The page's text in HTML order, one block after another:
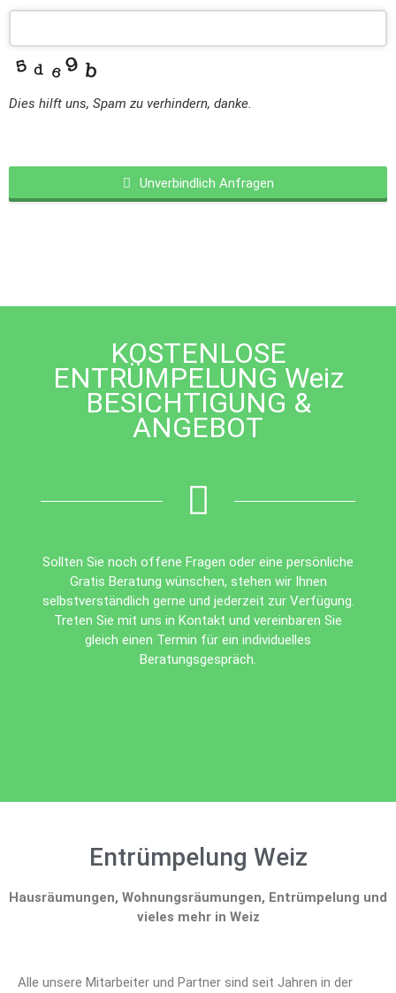
Dies hilft uns, Spam zu verhindern, danke.
Unverbindlich Anfragen
left
KOSTENLOSE
ENTRÜMPELUNG Weiz
BESICHTIGUNG &
ANGEBOT
Sollten Sie noch offene Fragen oder eine persönliche
Gratis Beratung wünschen, stehen wir Ihnen
selbstverständlich gerne und jederzeit zur Verfügung.
Treten Sie mit uns in Kontakt und vereinbaren Sie
gleich einen Termin für ein individuelles
Beratungsgespräch.
Entrümpelung Weiz
Hausräumungen, Wohnungsräumungen, Entrümpelung und
vieles mehr in Weiz
Alle unsere Mitarbeiter und Partner sind seit Jahren in der